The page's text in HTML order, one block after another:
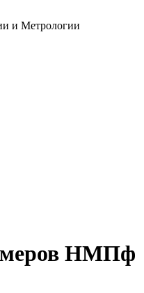
и Метрологии
НМПф